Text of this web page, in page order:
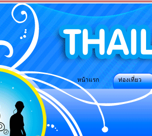
องเที่ยว ที่พัก การ